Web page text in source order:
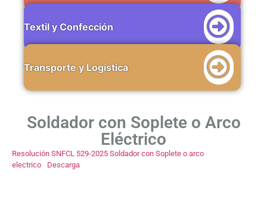
Textil y Confección
Transporte y Logística
Soldador con Soplete o Arco
Eléctrico
Resolución SNFCL 529-2025 Soldador con Soplete o arco
electrico
Descarga